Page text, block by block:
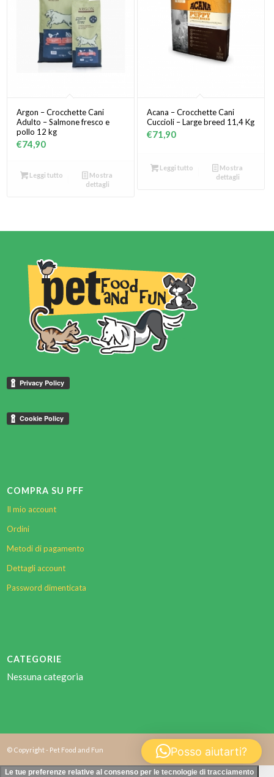
Argon – Crocchette Cani
Adulto – Salmone fresco e
pollo 12 kg
€74,90
Leggi tutto
Mostra
dettagli
Acana – Crocchette Cani
Cuccioli – Large breed 11,4 Kg
€71,90
Leggi tutto
Mostra
dettagli
COMPRA SU PFF
Il mio account
Ordini
Metodi di pagamento
Dettagli account
Password dimenticata
CATEGORIE
Nessuna categoria
© Copyright - Pet Food and Fun Posso aiutarti?
Le tue preferenze relative al consenso per le tecnologie di tracciamento